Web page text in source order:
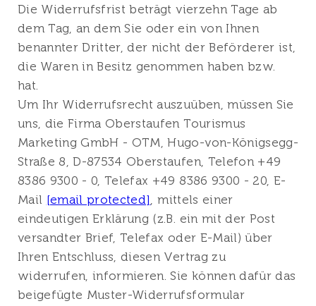
Die Widerrufsfrist beträgt vierzehn Tage ab
dem Tag, an dem Sie oder ein von Ihnen
benannter Dritter, der nicht der Beförderer ist,
die Waren in Besitz genommen haben bzw.
hat.
Um Ihr Widerrufsrecht auszuüben, müssen Sie
uns, die Firma Oberstaufen Tourismus
Marketing GmbH - OTM, Hugo-von-Königsegg-
Straße 8, D-87534 Oberstaufen, Telefon +49
8386 9300 - 0, Telefax +49 8386 9300 - 20, E-
Mail [email protected], mittels einer
eindeutigen Erklärung (z.B. ein mit der Post
versandter Brief, Telefax oder E-Mail) über
Ihren Entschluss, diesen Vertrag zu
widerrufen, informieren. Sie können dafür das
beigefügte Muster-Widerrufsformular